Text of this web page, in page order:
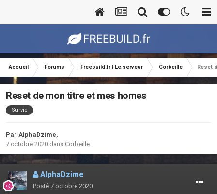
Accueil Forums Freebuild.fr | Le serveur Corbeille Reset
Reset de mon titre et mes homes
Survie
Par AlphaDzime,
7 octobre 2020 dans Corbeille
AlphaDzime
Posté 7 octobre 2020